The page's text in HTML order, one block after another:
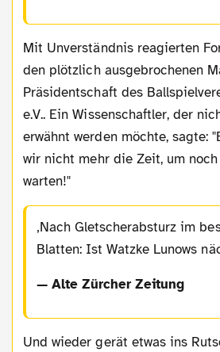
Mit Unverständnis reagierten Forscher weltweit auf
den plötzlich ausgebrochenen
Präsidentschaft des
e.V.. Ein Wissenschaftler, der
erwähnt werden möchte, sagte:
wir nicht mehr die Zeit, um
warten!"
Nach Gletscherabsturz im
Blatten: Ist Watzke Lunows
— Alte Zürcher Zeitung
Und wieder gerät etwas ins Rutschen. Was kann